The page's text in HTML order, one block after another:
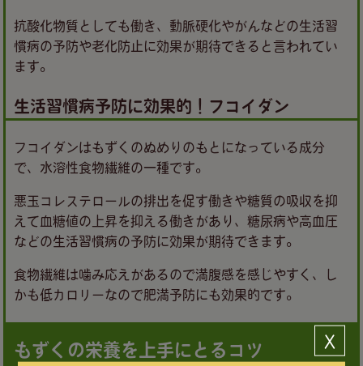
抗酸化物質としても働き、動脈硬化やがんなどの生活習
慣病の予防や老化防止に効果が期待できると言われてい
ます。
生活習慣病予防に効果的！フコイダン
フコイダンはもずくのぬめりのもとになっている成分
で、水溶性食物繊維の一種です。
悪玉コレステロールの排出を促す働きや糖質の吸収を抑
えて血糖値の上昇を抑える働きがあり、糖尿病や高血圧
などの生活習慣病の予防に効果が期待できます。
食物繊維は噛み応えがあるので満腹感を感じやすく、し
かも低カロリーなので肥満予防にも効果的です。
もずくの栄養を上手にとるコツ Ｘ